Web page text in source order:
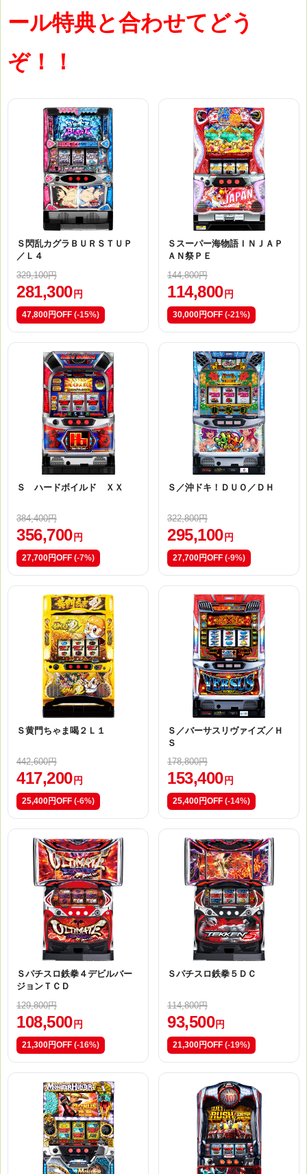
ール特典と合わせてどう
ぞ！！
Ｓ閃乱カグラＢＵＲＳＴＵＰ
／Ｌ４
329,100円
281,300円
47,800円OFF (-15%)
Ｓスーパー海物語ＩＮＪＡＰ
ＡＮ祭ＰＥ
144,800円
114,800円
30,000円OFF (-21%)
Ｓ ハードボイルド ＸＸ
384,400円
356,700 円
27,700円OFF (-7%)
Ｓ／沖ドキ！ＤＵＯ／ＤＨ
322,800円
295,100 円
27,700円OFF (-9%)
Ｓ黄門ちゃま喝２Ｌ１
442,600円
417,200 円
25,400円OFF (-6%)
Ｓ／バーサスリヴァイズ／Ｈ
Ｓ
178,800円
153,400 円
25,400円OFF (-14%)
Ｓパチスロ鉄拳４デビルバー
ジョンＴＣＤ
129,800円
108,500 円
21,300円OFF (-16%)
Ｓパチスロ鉄拳５ＤＣ
114,800円
93,500 円
21,300円OFF (-19%)